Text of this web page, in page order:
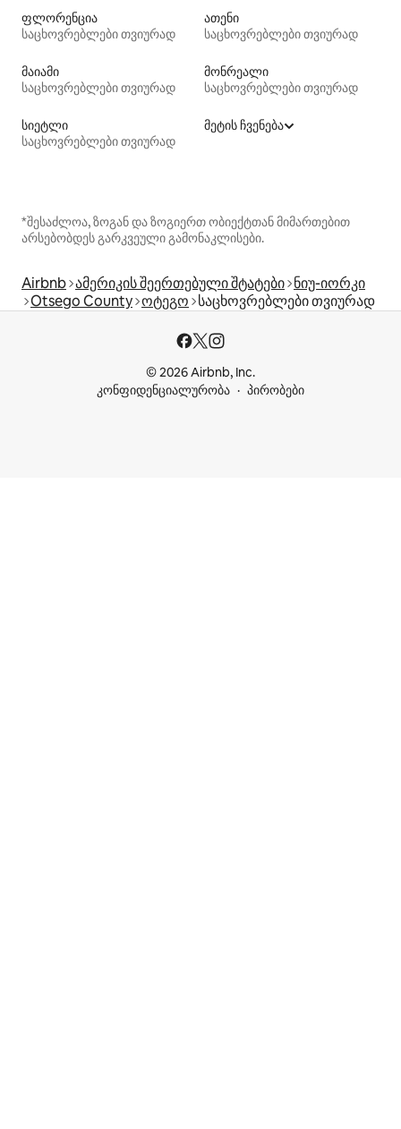
ფლორენცია
საცხოვრებლები თვიურად
ათენი
საცხოვრებლები თვიურად
მაიამი
საცხოვრებლები თვიურად
მონრეალი
საცხოვრებლები თვიურად
სიეტლი
საცხოვრებლები თვიურად
მეტის ჩვენება
*შესაძლოა, ზოგან და ზოგიერთ ობიექტთან მიმართებით
არსებობდეს გარკვეული გამონაკლისები.
Airbnb ამერიკის შეერთებული შტატები ნიუ-იორკი
Otsego County ოტეგო საცხოვრებლები თვიურად
© 2026 Airbnb, Inc.
კონფიდენციალურობა
პირობები